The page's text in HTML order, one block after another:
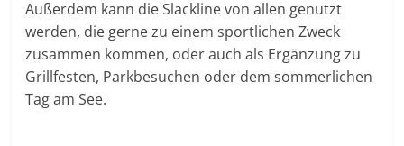
Außerdem kann die Slackline von allen genutzt
werden, die gerne zu einem sportlichen Zweck
zusammen kommen, oder auch als Ergänzung zu
Grillfesten, Parkbesuchen oder dem sommerlichen
Tag am See.